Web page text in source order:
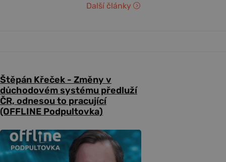
Další články
Štěpán Křeček - Změny v
důchodovém systému předluží
ČR, odnesou to pracující
(OFFLINE Podpultovka)